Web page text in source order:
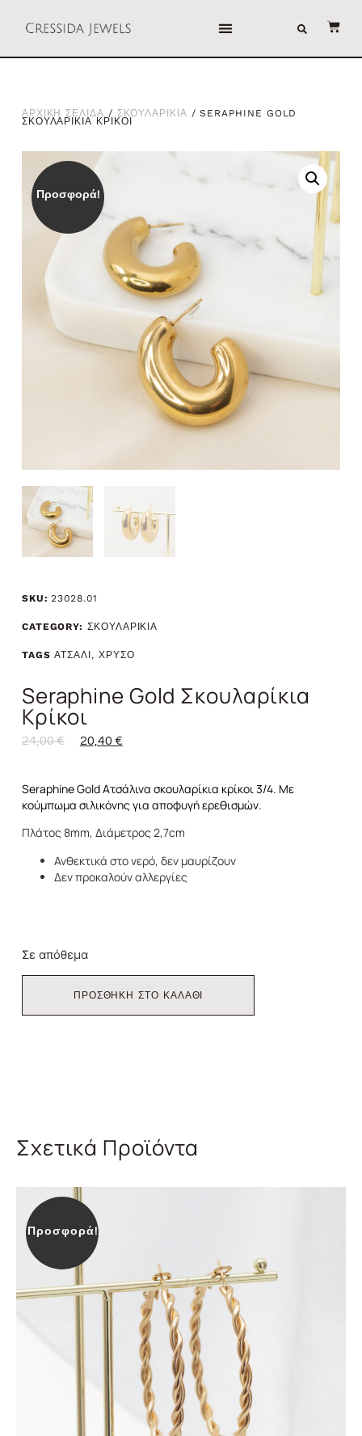
ΑΡΧΙΚΗ ΣΕΛΙΔΑ / ΣΚΟΥΛΑΡΙΚΙΑ / SERAPHINE GOLD
ΣΚΟΥΛΑΡΙΚΙΑ ΚΡΙΚΟΙ
Προσφορά!
SKU:23028.01
CATEGORY: ΣΚΟΥΛΑΡΙΚΙΑ
TAGS ΑΤΣΑΛΙ, ΧΡΥΣΟ
Seraphine Gold Σκουλαρίκια
Κρίκοι
24,00€ 20,40 €
Seraphine Gold Ατσάλινα σκουλαρίκια κρίκοι 3/4. Με
κούμπωμα σιλικόνης για αποφυγή ερεθισμών.
Πλάτος 8mm, Διάμετρος 2,7cm
Ανθεκτικά στο νερό, δεν μαυρίζουν
Δεν προκαλούν αλλεργίες
Σε απόθεμα
ΠΡΟΣΘΗΚΗ ΣΤΟ ΚΑΛΑΘΙ
Σχετικά Προϊόντα
Προσφορά!